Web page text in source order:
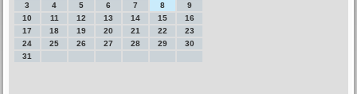
3
4 5 6 7 8
9
10
11 12 13 14 15
16
17
18 19 20 21 22
23
24
25 26 27 28 29
30
31